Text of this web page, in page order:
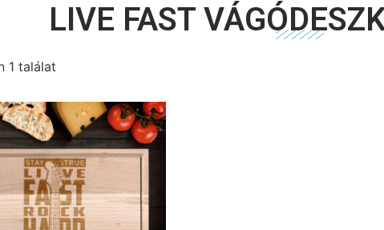
LIVE FAST
1 találat